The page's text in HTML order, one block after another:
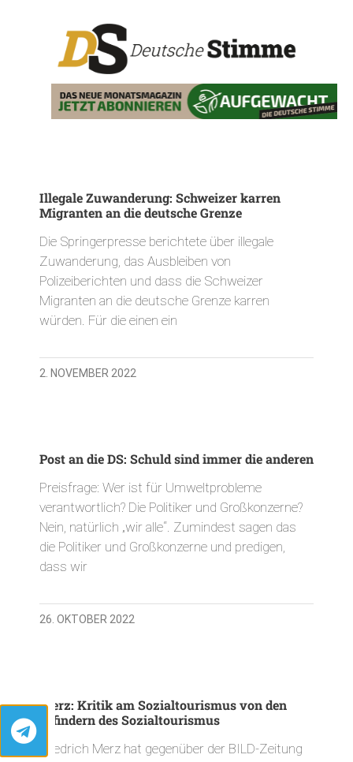
Illegale Zuwanderung: Schweizer karren
Migranten an die deutsche Grenze
Die Springerpresse berichtete über illegale
Zuwanderung, das Ausbleiben von
Polizeiberichten und dass die Schweizer
Migranten an die deutsche Grenze karren
würden. Für die einen ein
2. NOVEMBER 2022
Post an die DS: Schuld sind immer die anderen
Preisfrage: Wer ist für Umweltprobleme
verantwortlich? Die Politiker und Großkonzerne?
Nein, natürlich „wir alle“. Zumindest sagen das
die Politiker und Großkonzerne und predigen,
dass wir
26. OKTOBER 2022
Merz: Kritik am Sozialtourismus von den
Erfindern des Sozialtourismus
Friedrich Merz hat gegenüber der BILD-Zeitung